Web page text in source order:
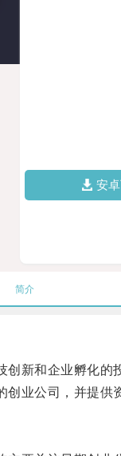
安
简介
新和企业孵化的
公司，并提供